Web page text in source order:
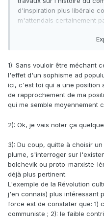
d'inspiration plus libérale
m'attendais certainement
2): Mes référence sur le
3): Je reconnais avoir
versant communiste du
Dans certains cas, le
extrêmement faible. Je
coup, considérer qu'il a
paraîtrait être un biais
1): Sans vouloir être méchant
l'effet d'un sophisme ad
ici, c'est toi qui a une position
de rapprochement de ma
qui me semble moyennement
2): Ok, je vais noter ça
3): Du coup, quitte à choisir
plume, s'interroger sur
bolchevik ou proto-marxiste-
déjà plus pertinent.
L'exemple de la Révolution
j'en connais) plus intéressant
force est de constater que: 1)
communiste ; 2): le faible